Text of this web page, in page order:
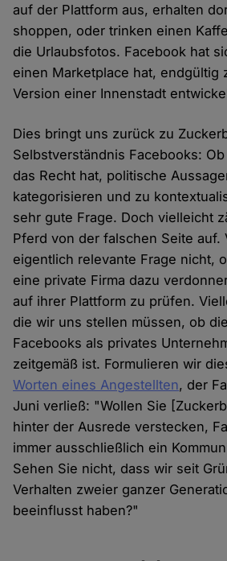
auf der Plattform aus, erhalten
shoppen, oder trinken einen
die Urlaubsfotos. Facebook hat
einen Marketplace hat, endgültig
Version einer Innenstadt
Dies bringt uns zurück zu
Selbstverständnis Facebooks:
das Recht hat, politische
kategorisieren und zu
sehr gute Frage. Doch vielleicht
Pferd von der falschen Seite auf.
eigentlich relevante Frage nicht,
eine private Firma dazu
auf ihrer Plattform zu prüfen.
die wir uns stellen müssen, ob
Facebooks als privates
zeitgemäß ist. Formulieren wir
Worten eines Angestellten, der
Juni verließ: "Wollen Sie
hinter der Ausrede verstecken,
immer ausschließlich ein
Sehen Sie nicht, dass wir seit
Verhalten zweier ganzer
beeinflusst haben?"